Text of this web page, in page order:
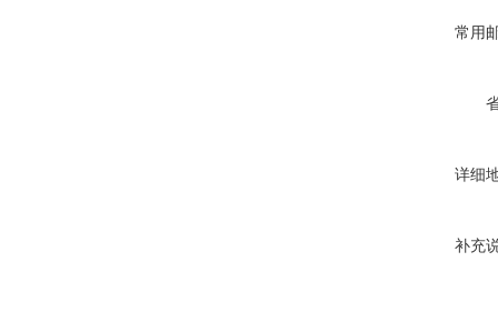
常用
详细
补充